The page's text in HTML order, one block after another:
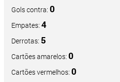
Gols contra: 0
Empates: 4
Derrotas: 5
Cartões amarelos: 0
Cartões vermelhos: 0